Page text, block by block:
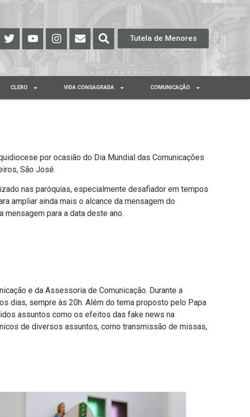
Tutela de Menores
CLERO VIDA CONSAGRADA COMUNICAÇÃO
por ocasião do Dia Mundial das Comunicações
São José.
nas paróquias, especialmente desafiador em tempos
ampliar ainda mais o alcance da mensagem do
mensagem para a data deste ano.
e da Assessoria de Comunicação. Durante a
dias, sempre às 20h. Além do tema proposto pelo Papa
assuntos como os efeitos das fake news na
de diversos assuntos, como transmissão de missas,